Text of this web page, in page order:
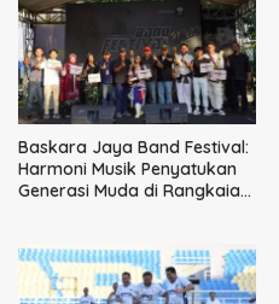
Baskara Jaya Band Festival:
Harmoni Musik Penyatukan
Generasi Muda di Rangkaian